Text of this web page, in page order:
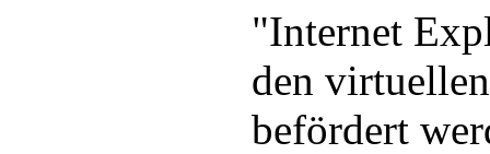
"Internet
den
befördert